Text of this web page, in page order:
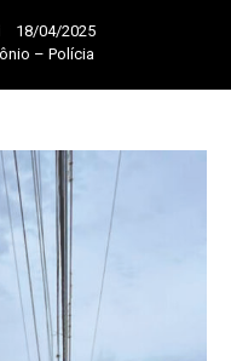
18/04/2025
– Polícia